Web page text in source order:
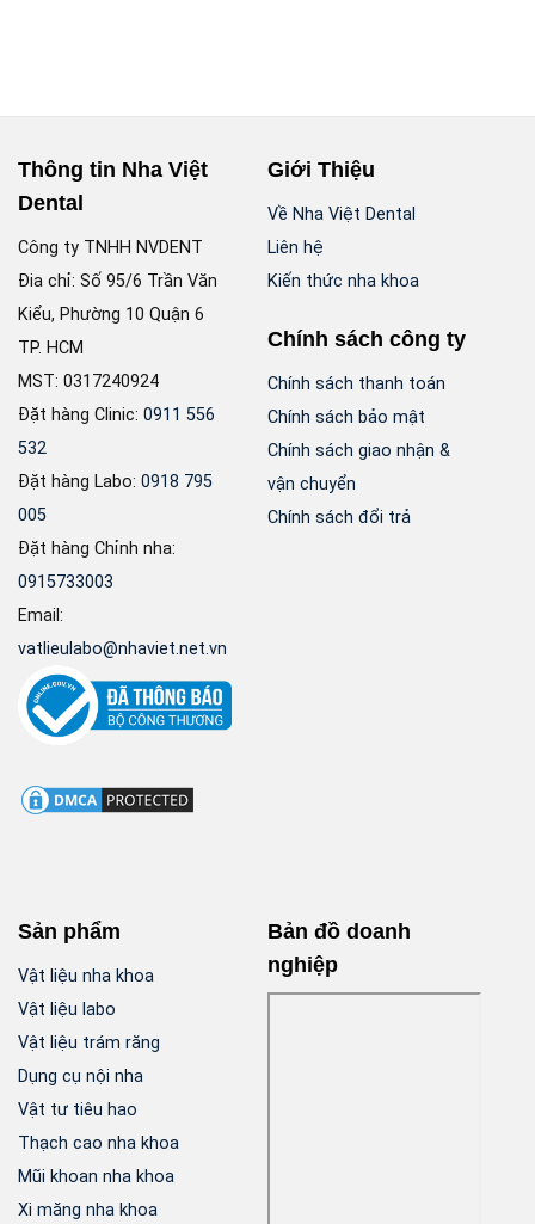
Thông tin Nha Việt
Dental
Công ty TNHH NVDENT
Đia chỉ: Số 95/6 Trần Văn
Kiểu, Phường 10 Quận 6
TP. HCM
MST: 0317240924
Đặt hàng Clinic: 0911 556
532
Đặt hàng Labo: 0918 795
005
Đặt hàng Chỉnh nha:
0915733003
Email:
vatlieulabo@nhaviet.net.vn
Giới Thiệu
Về Nha Việt Dental
Liên hệ
Kiến thức nha khoa
Chính sách công ty
Chính sách thanh toán
Chính sách bảo mật
Chính sách giao nhận &
vận chuyển
Chính sách đổi trả
Sản phẩm
Vật liệu nha khoa
Vật liệu labo
Vật liệu trám răng
Dụng cụ nội nha
Vật tư tiêu hao
Thạch cao nha khoa
Mũi khoan nha khoa
Xi măng nha khoa
Bản đồ doanh
nghiệp